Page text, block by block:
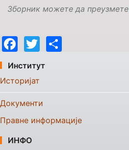
Зборник можете да преузмете
Facebook
Twitter
Институт
Историјат
Документи
Правне информације
ИНФО